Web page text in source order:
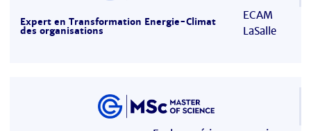
Expert en Transformation Energie-Climat
des organisations
ECAM
LaSalle